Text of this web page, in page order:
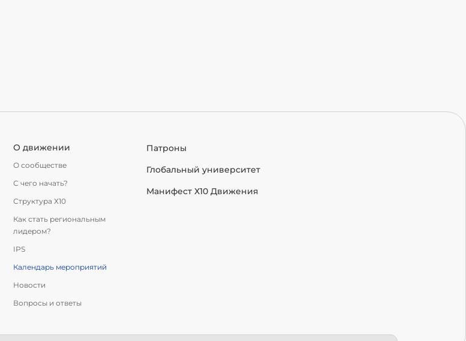
О движении
О сообществе
С чего начать?
Структура Х10
Как стать региональным
лидером?
IPS
Календарь мероприятий
Новости
Вопросы и ответы
Патроны
Глобальный университет
Манифест Х10 Движения